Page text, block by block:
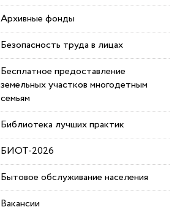
Архивные фонды
Безопасность труда в лицах
Бесплатное предоставление
земельных участков многодетным
семьям
Библиотека лучших практик
БИОТ-2026
Бытовое обслуживание населения
Вакансии